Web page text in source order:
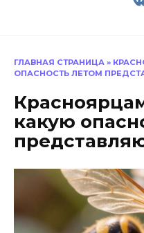
ГЛАВНАЯ СТРАНИЦА »
ОПАСНОСТЬ ЛЕТОМ
какую